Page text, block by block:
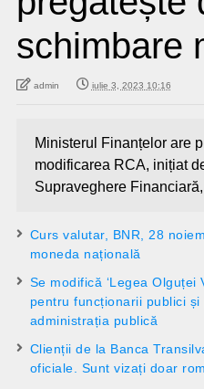
schimbare
admin iulie 3, 2023 10:16
Ministerul Finanțelor are
modificarea RCA, inițiat
Supraveghere
Curs valutar, BNR, 28
moneda națională
Se modifică ‘Legea Olguței
pentru funcționarii publici
administrația publică
Clienții de la Banca
oficiale. Sunt vizați doar